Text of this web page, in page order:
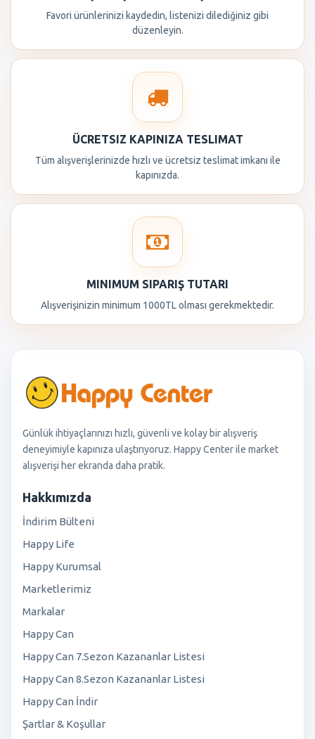
Favori ürünlerinizi kaydedin, listenizi dilediğiniz gibi
düzenleyin.
ÜCRETSIZ KAPINIZA TESLIMAT
Tüm alışverişlerinizde hızlı ve ücretsiz teslimat imkanı ile
kapınızda.
MINIMUM SIPARIŞ TUTARI
Alışverişinizin minimum 1000TL olması gerekmektedir.
Günlük ihtiyaçlarınızı hızlı, güvenli ve kolay bir alışveriş
deneyimiyle kapınıza ulaştırıyoruz. Happy Center ile market
alışverişi her ekranda daha pratik.
Hakkımızda
İndirim Bülteni
Happy Life
Happy Kurumsal
Marketlerimiz
Markalar
Happy Can
Happy Can 7.Sezon Kazananlar Listesi
Happy Can 8.Sezon Kazananlar Listesi
Happy Can İndir
Şartlar & Koşullar